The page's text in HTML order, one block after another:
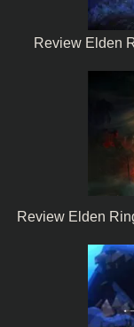
Review Elden
Review Elden